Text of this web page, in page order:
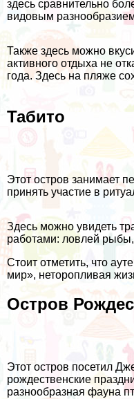
здесь сравнительно
видовым
Также здесь можно
активного отдыха не
года. Здесь на пляже
Табито
Этот остров занимает
принять участие в
Здесь можно увидеть
работами: ловлей рыбы,
Стоит отметить, что
мир», неторопливая
Остров
Этот остров посетил
рождественские
разнообразная фауна